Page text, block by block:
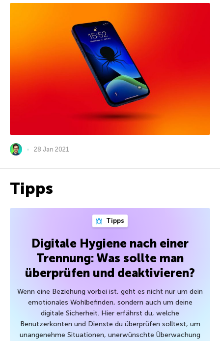
28 Jan 2021
Tipps
Tipps
Digitale Hygiene nach einer
Trennung: Was sollte man
überprüfen und deaktivieren?
Wenn eine Beziehung vorbei ist, geht es nicht nur um dein
emotionales Wohlbefinden, sondern auch um deine
digitale Sicherheit. Hier erfährst du, welche
Benutzerkonten und Dienste du überprüfen solltest, um
unangenehme Situationen, unerwünschte Überwachung